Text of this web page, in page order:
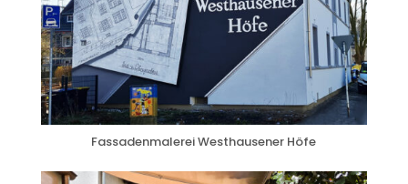
Fassadenmalerei Westhausener Höfe